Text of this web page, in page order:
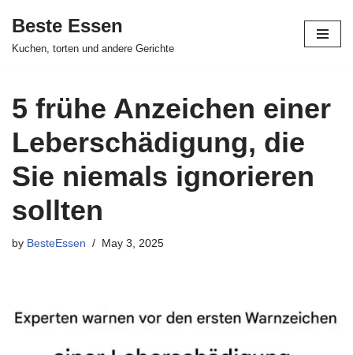
Skip
Beste Essen
Kuchen, torten und andere Gerichte
5 frühe Anzeichen einer
Leberschädigung, die
Sie niemals ignorieren
sollten
by BesteEssen May 3, 2025